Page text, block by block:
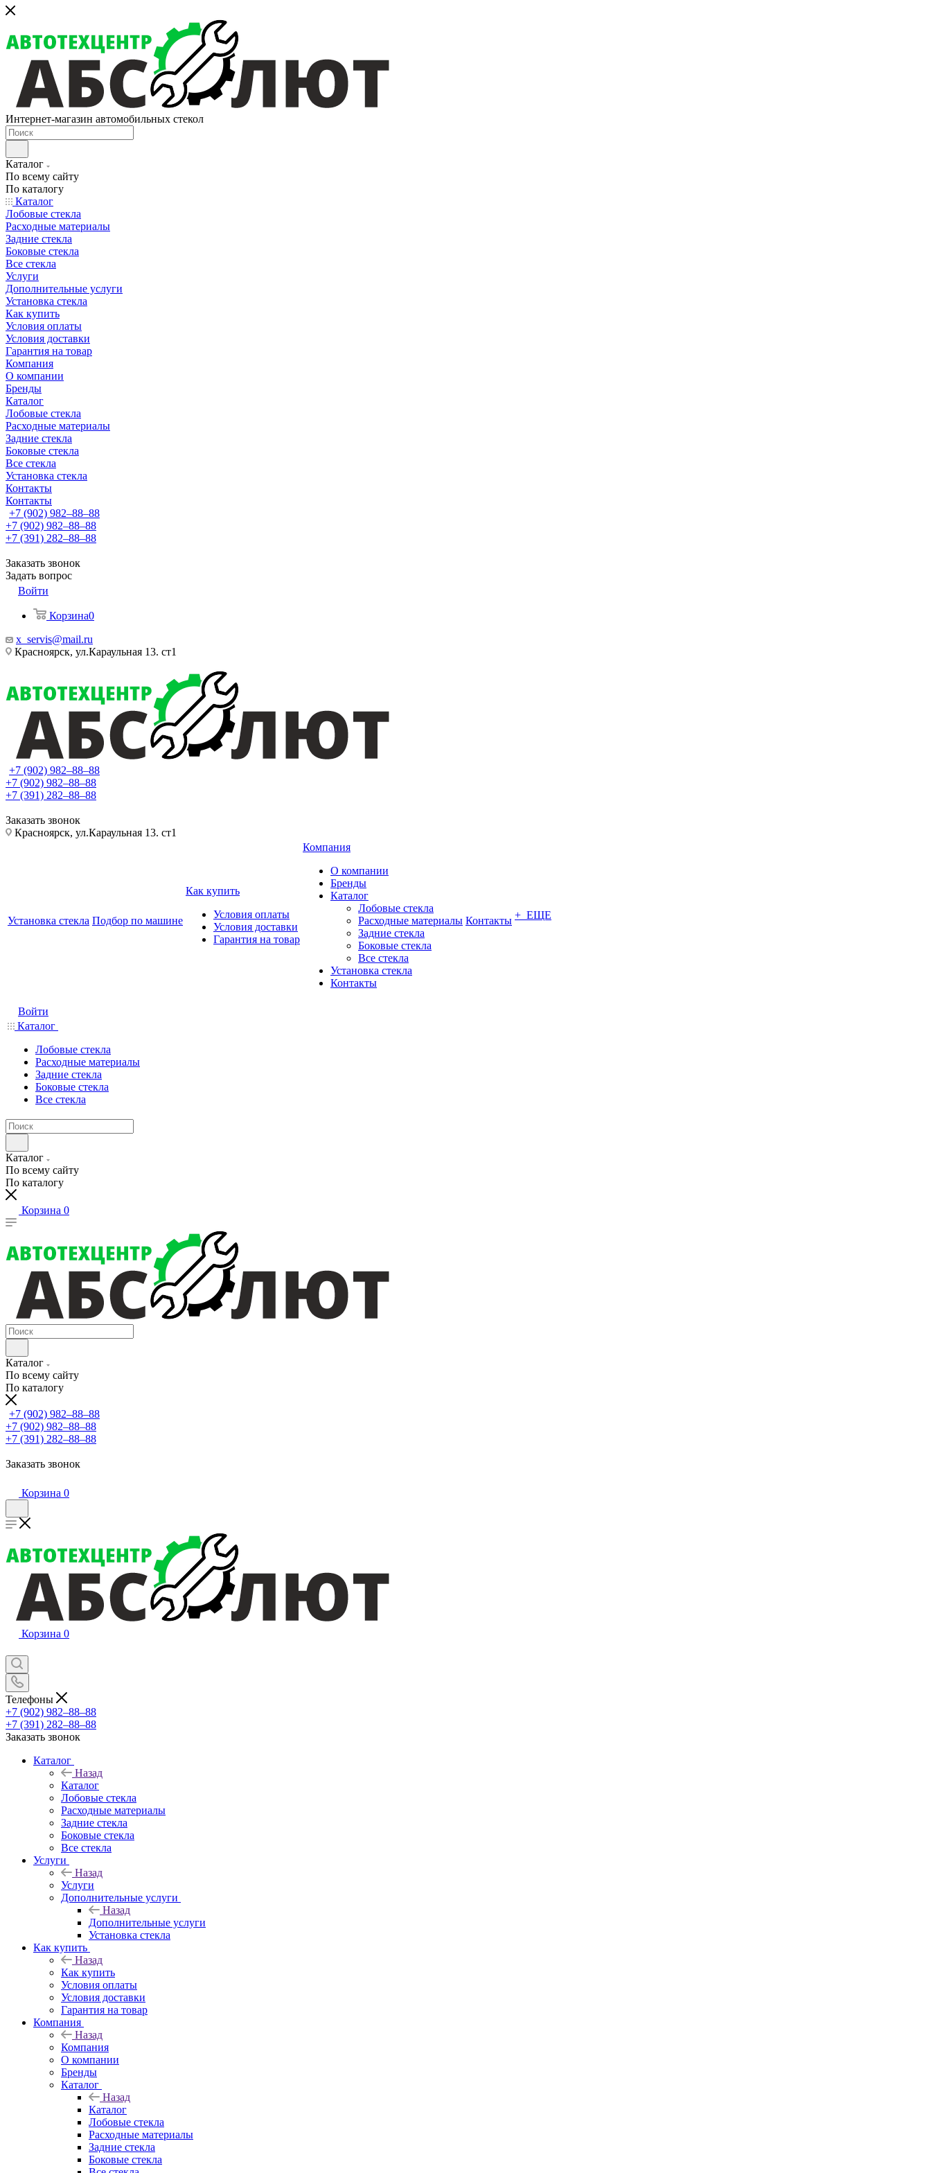
Интернет-магазин автомобильных стекол
Каталог
По всему сайту
По каталогу
Каталог
Лобовые стекла
Расходные материалы
Задние стекла
Боковые стекла
Все стекла
Услуги
Дополнительные услуги
Установка стекла
Как купить
Условия оплаты
Условия доставки
Гарантия на товар
Компания
О компании
Бренды
Каталог
Лобовые стекла
Расходные материалы
Задние стекла
Боковые стекла
Все стекла
Установка стекла
Контакты
Контакты
+7 (902) 982‒88‒88
+7 (902) 982‒88‒88
+7 (391) 282‒88‒88
Заказать звонок
Задать вопрос
Войти
Корзина0
x_servis@mail.ru
Красноярск, ул.Караульная 13. ст1
+7 (902) 982‒88‒88
+7 (902) 982‒88‒88
+7 (391) 282‒88‒88
Заказать звонок
Красноярск, ул.Караульная 13. ст1
Установка стекла Подбор по машине
Как купить
Условия оплаты
Условия доставки
Гарантия на товар
Компания
О компании
Бренды
Каталог
Лобовые стекла
Расходные материалы
Задние стекла
Боковые стекла
Все стекла
Установка стекла
Контакты
Контакты + ЕЩЕ
Войти
Каталог
Лобовые стекла
Расходные материалы
Задние стекла
Боковые стекла
Все стекла
Каталог
По всему сайту
По каталогу
Корзина 0
Каталог
По всему сайту
По каталогу
+7 (902) 982‒88‒88
+7 (902) 982‒88‒88
+7 (391) 282‒88‒88
Заказать звонок
Корзина 0
Корзина 0
Телефоны
+7 (902) 982‒88‒88
+7 (391) 282‒88‒88
Заказать звонок
Каталог
Назад
Каталог
Лобовые стекла
Расходные материалы
Задние стекла
Боковые стекла
Все стекла
Услуги
Назад
Услуги
Дополнительные услуги
Назад
Дополнительные услуги
Установка стекла
Как купить
Назад
Как купить
Условия оплаты
Условия доставки
Гарантия на товар
Компания
Назад
Компания
О компании
Бренды
Каталог
Назад
Каталог
Лобовые стекла
Расходные материалы
Задние стекла
Боковые стекла